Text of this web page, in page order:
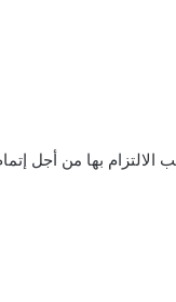
بها من أجل